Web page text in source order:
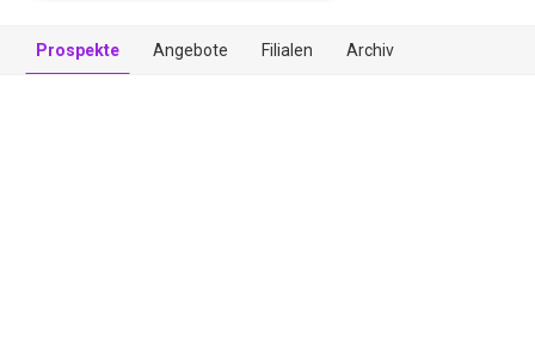
Prospekte Angebote Filialen Archiv